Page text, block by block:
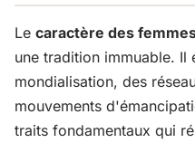
Le caractère des
une tradition immuable. Il
mondialisation, des
mouvements
traits fondamentaux qui